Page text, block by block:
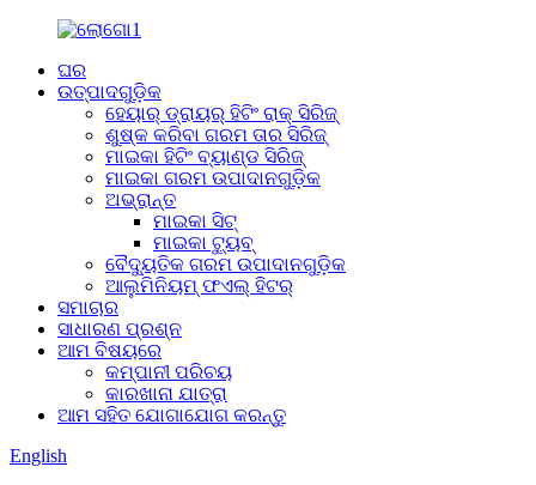
ଘର
ଉତ୍ପାଦଗୁଡ଼ିକ
ହେୟାର୍ ଡ୍ରାୟର୍ ହିଟିଂ ରାକ୍ ସିରିଜ୍
ଶୁଷ୍କ କରିବା ଗରମ ତାର ସିରିଜ୍
ମାଇକା ହିଟିଂ ବ୍ୟାଣ୍ଡ ସିରିଜ୍
ମାଇକା ଗରମ ଉପାଦାନଗୁଡ଼ିକ
ଅଭ୍ରାନ୍ତ
ମାଇକା ସିଟ୍
ମାଇକା ଟ୍ୟୁବ୍
ବୈଦ୍ୟୁତିକ ଗରମ ଉପାଦାନଗୁଡ଼ିକ
ଆଲୁମିନିୟମ୍ ଫଏଲ୍ ହିଟର୍
ସମାଚାର
ସାଧାରଣ ପ୍ରଶ୍ନ
ଆମ ବିଷୟରେ
କମ୍ପାନୀ ପରିଚୟ
କାରଖାନା ଯାତ୍ରା
ଆମ ସହିତ ଯୋଗାଯୋଗ କରନ୍ତୁ
English